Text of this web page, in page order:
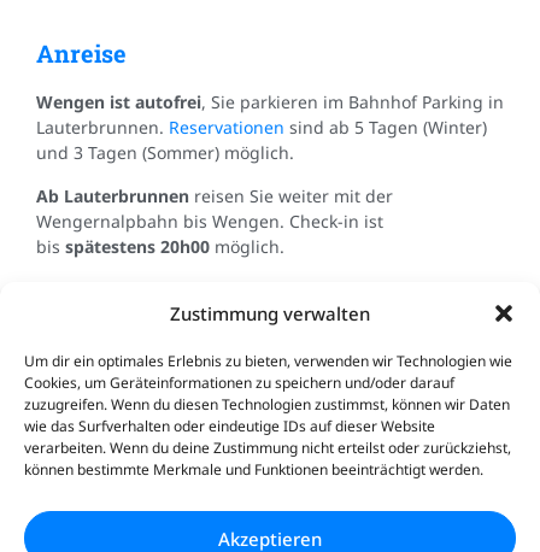
Zustimmung verwalten
Um dir ein optimales Erlebnis zu bieten, verwenden wir Technologien wie
Cookies, um Geräteinformationen zu speichern und/oder darauf
zuzugreifen. Wenn du diesen Technologien zustimmst, können wir Daten
wie das Surfverhalten oder eindeutige IDs auf dieser Website
verarbeiten. Wenn du deine Zustimmung nicht erteilst oder zurückziehst,
können bestimmte Merkmale und Funktionen beeinträchtigt werden.
Akzeptieren
Anreise
Wengen ist autofrei, Sie parkieren im Bahnhof Parking in
Lauterbrunnen. Reservationen sind ab 5 Tagen (Winter)
und 3 Tagen (Sommer) möglich.
Ab Lauterbrunnen reisen Sie weiter mit der
Wengernalpbahn bis Wengen. Check-in ist
bis spätestens 20h00 möglich.
Angekommen
Check-in:von 15h00 bis 20h00.
WLANist im Hotel vorhanden und kostenlos.
Ein reichhaltiges Frühstücksbuffetmit hausgemachtem
Brot & Konfitüre sowie regionalen Produkten servieren
möchten, kontaktieren Sie im voraus die Réception. Wir